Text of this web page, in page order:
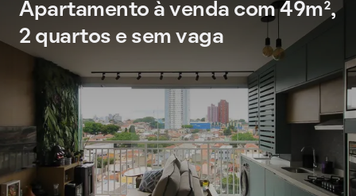
Apartamento à venda com 49m²,
2 quartos e sem vaga